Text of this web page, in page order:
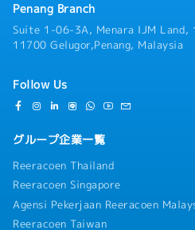
（SOP）の整備と運用のチェッ
ーの教育・評価・マネジメン
チーム強化・最新の製造技術や
定調達と課題対応・法規制や社
コンプライアンスの徹底★魅力
ーカーで、最先端の電子部品の
い業務を統括するハイレベルな
Penang Branch
Suite 1-06-3A, Menara IJM Land,
11700 Gelugor,Penang, Malaysia
Follow Us
グループ企業一覧
Reeracoen Thailand
Reeracoen Singapore
Agensi Pekerjaan Reeracoen
Reeracoen Taiwan